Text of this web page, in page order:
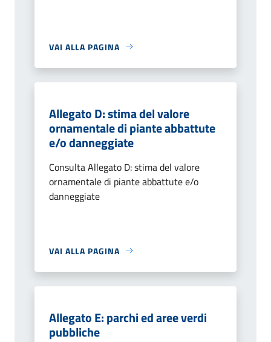
VAI ALLA PAGINA
Allegato D: stima del valore
ornamentale di piante abbattute
e/o danneggiate
Consulta Allegato D: stima del valore
ornamentale di piante abbattute e/o
danneggiate
VAI ALLA PAGINA
Allegato E: parchi ed aree verdi
pubbliche